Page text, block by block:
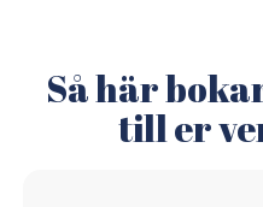
Så här
till er